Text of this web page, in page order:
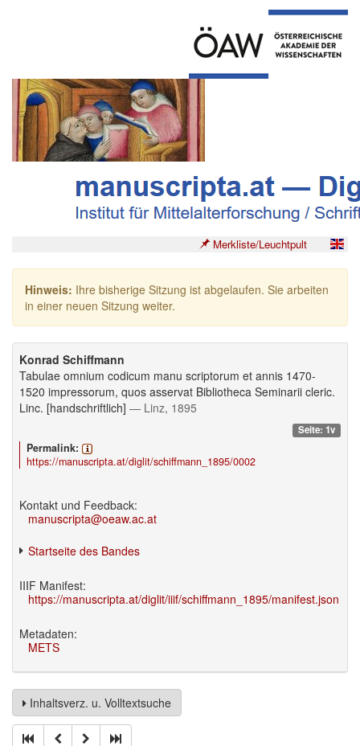
Merkliste/Leuchtpult
Hinweis: Ihre bisherige Sitzung ist abgelaufen. Sie arbeiten
in einer neuen Sitzung weiter.
Konrad Schiffmann
Tabulae omnium codicum manu scriptorum et annis 1470-
1520 impressorum, quos asservat Bibliotheca Seminarii cleric.
Linc. [handschriftlich] — Linz, 1895
Seite: 1v
Permalink:
https://manuscripta.at/diglit/schiffmann_1895/0002
Kontakt und Feedback:
manuscripta@oeaw.ac.at
Startseite des Bandes
IIIF Manifest:
https://manuscripta.at/diglit/iiif/schiffmann_1895/manifest.json
Metadaten:
METS
Inhaltsverz. u. Volltextsuche